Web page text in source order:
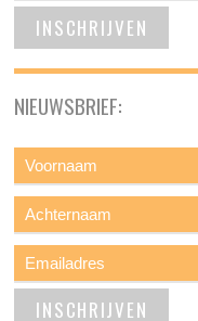
NIEUWSBRIEF: